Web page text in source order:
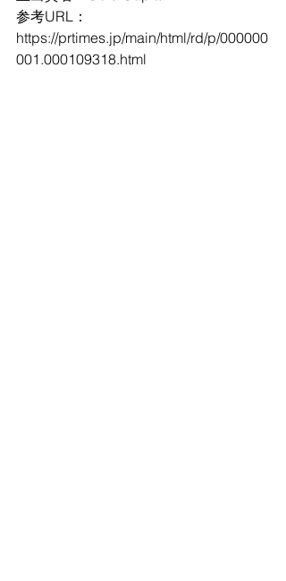
参考URL：
https://prtimes.jp/main/html/rd/p/000000
001.000109318.html